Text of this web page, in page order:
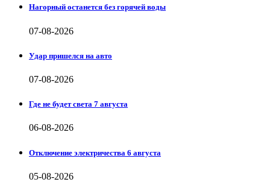
Нагорный останется без горячей воды
07-08-2026
Удар пришелся на авто
07-08-2026
Где не будет света 7 августа
06-08-2026
Отключение электричества 6 августа
05-08-2026